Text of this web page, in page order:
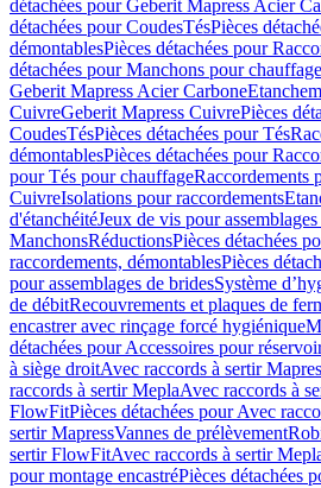
détachées pour Geberit Mapress Acier
détachées pour CoudesTésPièces
démontablesPièces détachées pour
détachées pour Manchons pour chauffage
Geberit Mapress Acier Carbone
CuivreGeberit Mapress CuivrePièces
CoudesTésPièces détachées pour Tés
démontablesPièces détachées pour
pour Tés pour chauffageRaccordements
CuivreIsolations pour raccordements
d'étanchéitéJeux de vis pour
ManchonsRéductionsPièces détachées
raccordements, démontablesPièces
pour assemblages de bridesSystème
de débitRecouvrements et plaques de
encastrer avec rinçage forcé hygiénique
détachées pour Accessoires pour
à siège droitAvec raccords à sertir
raccords à sertir MeplaAvec raccords à
FlowFitPièces détachées pour Avec
sertir MapressVannes de prélèvement
sertir FlowFitAvec raccords à sertir
pour montage encastréPièces détachées